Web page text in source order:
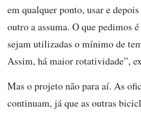
em qualquer ponto, usar e
outro a assuma. O que pedimos
sejam utilizadas o mínimo de
Assim, há maior rotatividade”,
Mas o projeto não para aí. As
continuam, já que as outras